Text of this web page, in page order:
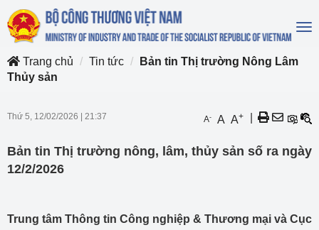
Trang chủ
Tin tức
Bản tin Thị trường Nông Lâm
Thủy sản
Thứ 5, 12/02/2026 21:37 A- A A+
Bản tin Thị trường nông, lâm, thủy sản số ra ngày
12/2/2026
Trung tâm Thông tin Công nghiệp & Thương mại và Cục